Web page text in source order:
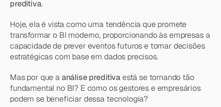
preditiva.
Hoje, ela é vista como uma tendência que promete
transformar o BI moderno, proporcionando às empresas a
capacidade de prever eventos futuros e tomar decisões
estratégicas com base em dados precisos.
Mas por que a análise preditiva está se tornando tão
fundamental no BI? E como os gestores e empresários
podem se beneficiar dessa tecnologia?